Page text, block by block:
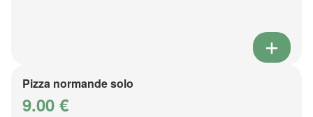
Pizza normande solo
9.00 €